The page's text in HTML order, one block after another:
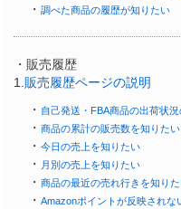
・ 調べた商品の履歴が知りたい
・販売履歴
1. 販売履歴ページの説明
・ 自己発送・FBA商品の出荷状
・ 商品の累計の販売数を知りたい
・ 今日の売上を知りたい
・ 月別の売上を知りたい
・ 商品の最近の売れ行きを知り
・ Amazonポイントが反映されな